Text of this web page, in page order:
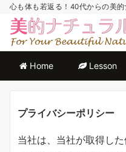
心も体も若返る！40代からの美
Home Lesson
プライバシーポリシー
当社は、当社が取得し